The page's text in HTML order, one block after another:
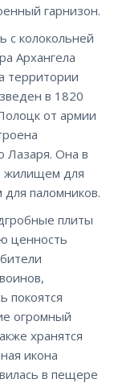
гарнизон.
с колокольней
Архангела
территории
в 1820
от армии
Лазаря. Она в
жилищем для
паломников.
плиты
ценность
покоятся
огромный
хранятся
икона
в пещере